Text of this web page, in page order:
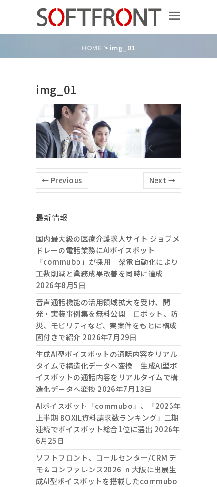
HOME > img_01
img_01
← Previous Next →
最新情報
国内最大級の医療介護求人サイト ジョブメ
ドレーの電話業務にAIボイスボット
「commubo」が採用 架電自動化により
工数削減と業務成果改善を同時に達成
2026年8月5日
音声通話機能の活用領域拡大を受け、開
発・実装事例集を無料公開 ロボット、防
災、モビリティなど、実案件をもとに構成
図付きで紹介 2026年7月29日
生成AI型ボイスボットの通話内容をリアル
タイムで構造化データへ変換 生成AI型ボ
イスボットの通話内容をリアルタイムで構
造化データへ変換 2026年7月13日
AIボイスボット「commubo」、「2026年
上半期 BOXIL資料請求数ランキング」二期
連続でボイスボット総合1位に選出 2026年
6月25日
ソフトフロント、コールセンター/CRM デ
モ＆コンファレンス2026 in 大阪に出展生
成AI型ボイスボットを搭載したcommubo